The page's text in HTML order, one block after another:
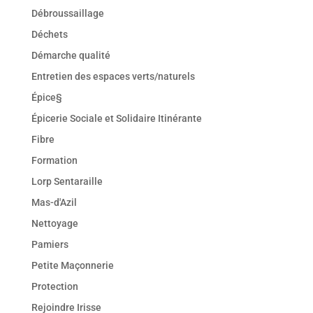
Débroussaillage
Déchets
Démarche qualité
Entretien des espaces verts/naturels
Épice§
Épicerie Sociale et Solidaire Itinérante
Fibre
Formation
Lorp Sentaraille
Mas-d'Azil
Nettoyage
Pamiers
Petite Maçonnerie
Protection
Rejoindre Irisse